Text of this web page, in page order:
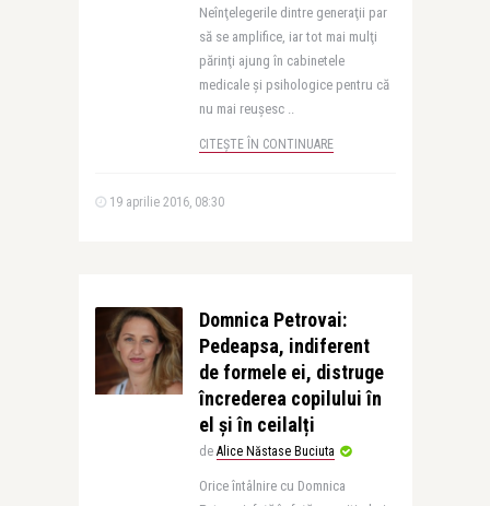
Neînţelegerile dintre generaţii par
să se amplifice, iar tot mai mulţi
părinţi ajung în cabinetele
medicale şi psihologice pentru că
nu mai reuşesc ..
CITEȘTE ÎN CONTINUARE
19 aprilie 2016, 08:30
Domnica Petrovai:
Pedeapsa, indiferent
de formele ei, distruge
încrederea copilului în
el și în ceilalți
de Alice Năstase Buciuta
Orice întâlnire cu Domnica